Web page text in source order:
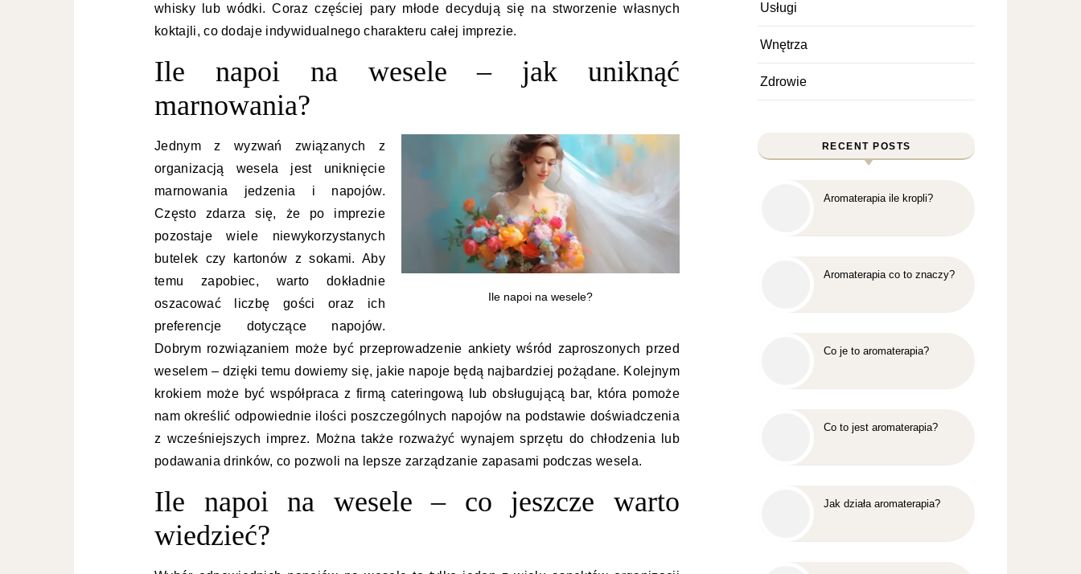
whisky lub wódki. Coraz częściej pary młode decydują się na stworzenie własnych
koktajli, co dodaje indywidualnego charakteru całej imprezie.
Ile napoi na wesele – jak uniknąć
marnowania?
Ile napoi na wesele?
Jednym z wyzwań związanych z
organizacją wesela jest uniknięcie
marnowania jedzenia i napojów.
Często zdarza się, że po imprezie
pozostaje wiele niewykorzystanych
butelek czy kartonów z sokami. Aby
temu zapobiec, warto dokładnie
oszacować liczbę gości oraz ich
preferencje dotyczące napojów.
Dobrym rozwiązaniem może być przeprowadzenie ankiety wśród zaproszonych przed
weselem – dzięki temu dowiemy się, jakie napoje będą najbardziej pożądane. Kolejnym
krokiem może być współpraca z firmą cateringową lub obsługującą bar, która pomoże
nam określić odpowiednie ilości poszczególnych napojów na podstawie doświadczenia
z wcześniejszych imprez. Można także rozważyć wynajem sprzętu do chłodzenia lub
podawania drinków, co pozwoli na lepsze zarządzanie zapasami podczas wesela.
Ile napoi na wesele – co jeszcze warto
wiedzieć?
Usługi
Wnętrza
Zdrowie
RECENT POSTS
Aromaterapia ile kropli?
Aromaterapia co to znaczy?
Co je to aromaterapia?
Co to jest aromaterapia?
Jak działa aromaterapia?